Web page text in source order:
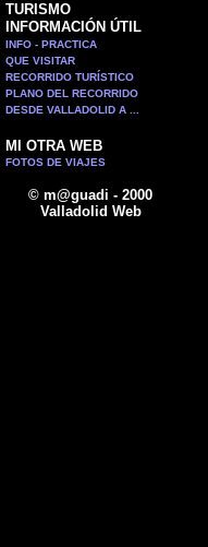
TURISMO
INFORMACIÓN ÚTIL
INFO - PRACTICA
QUE VISITAR
RECORRIDO TURÍSTICO
PLANO DEL RECORRIDO
DESDE VALLADOLID A ...
MI OTRA WEB
FOTOS DE VIAJES
© m@guadi - 2000
Valladolid Web